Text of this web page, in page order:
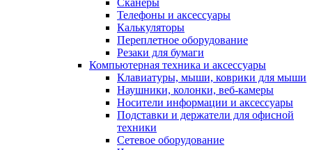
Сканеры
Телефоны и аксессуары
Калькуляторы
Переплетное оборудование
Резаки для бумаги
Компьютерная техника и аксессуары
Клавиатуры, мыши, коврики для мыши
Наушники, колонки, веб-камеры
Носители информации и аксессуары
Подставки и держатели для офисной
техники
Сетевое оборудование